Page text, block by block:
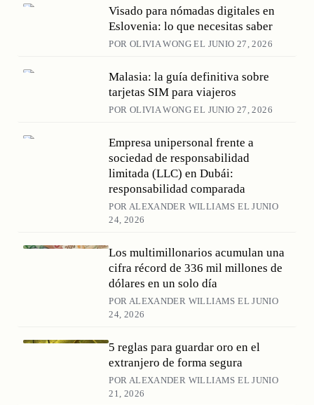
Visado para nómadas digitales en
Eslovenia: lo que necesitas saber
POR OLIVIA WONG EL JUNIO 27, 2026
Malasia: la guía definitiva sobre
tarjetas SIM para viajeros
POR OLIVIA WONG EL JUNIO 27, 2026
Empresa unipersonal frente a
sociedad de responsabilidad
limitada (LLC) en Dubái:
responsabilidad comparada
POR ALEXANDER WILLIAMS EL JUNIO
24, 2026
Los multimillonarios acumulan una
cifra récord de 336 mil millones de
dólares en un solo día
POR ALEXANDER WILLIAMS EL JUNIO
24, 2026
5 reglas para guardar oro en el
extranjero de forma segura
POR ALEXANDER WILLIAMS EL JUNIO
21, 2026